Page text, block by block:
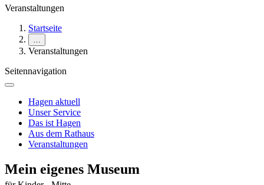
Veranstaltungen
Startseite
…
Veranstaltungen
Seitennavigation
Hagen aktuell
Unser Service
Das ist Hagen
Aus dem Rathaus
Veranstaltungen
Mein eigenes Museum